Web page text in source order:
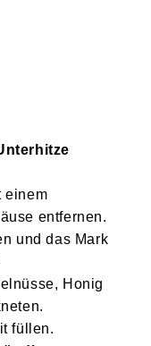
einem
entfernen.
und das Mark
Honig
füllen.